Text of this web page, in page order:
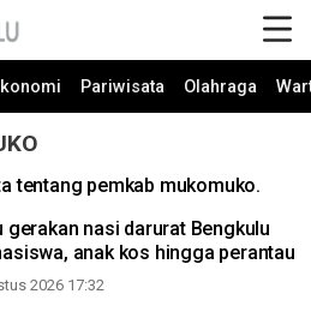
Pariwisata Olahraga
tentang pemkab mukomuko.
gerakan nasi darurat Bengkulu
anak kos hingga perantau
2026 17:32